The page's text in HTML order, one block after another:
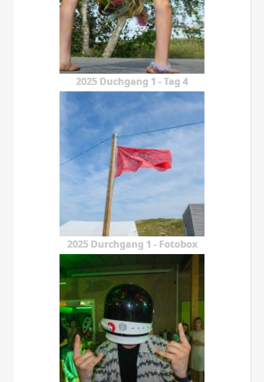
2025 Duchgang 1 - Tag 4
2025 Durchgang 1 - Fotobox